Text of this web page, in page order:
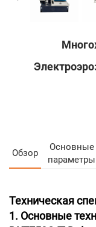
Обзор
Основные
параметры
Техническая
1. Основные